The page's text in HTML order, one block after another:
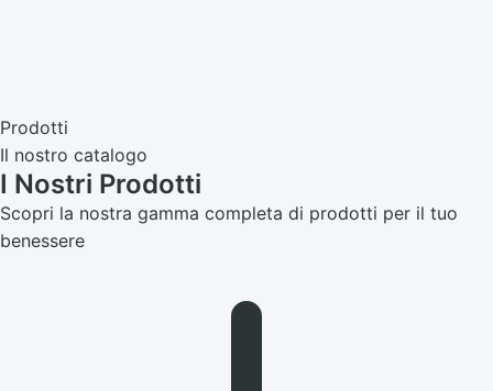
Prodotti
Il nostro catalogo
I Nostri Prodotti
Scopri la nostra gamma completa di prodotti per il tuo
benessere